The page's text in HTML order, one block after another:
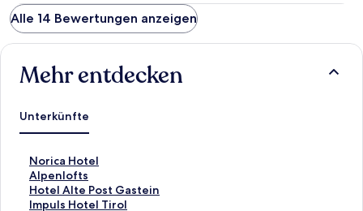
Alle 14 Bewertungen anzeigen
Mehr entdecken
Unterkünfte
Norica Hotel
L
i
n
k
Alpenlofts
L
i
n
Hotel Alte Post Gastein
L
iImpuls Hotel Tirol
L